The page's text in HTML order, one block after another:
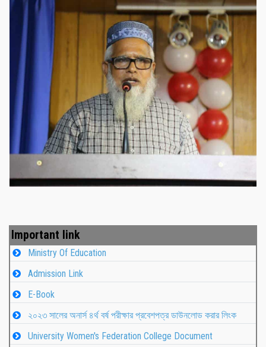
নবীনবরণ - ২০২৫
Important link
Ministry Of Education
Admission Link
E-Book
২০২৩ সালের অনার্স ৪র্থ বর্ষ পরীক্ষার প্রবেশপত্র ডাউনলোড করার লিংক
University Women's Federation College Document